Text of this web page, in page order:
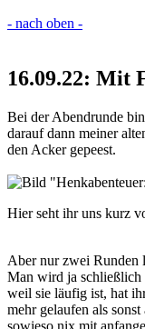
- nach oben -
16.09.22: Mit
Bei der Abendrunde
darauf dann meiner
den Acker gepeest.
Hier seht ihr uns kurz
Aber nur zwei Runden
Man wird ja schließlich
weil sie läufig ist, hat
mehr gelaufen als
sowieso nix mit